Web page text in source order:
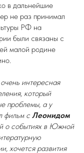
в дальнейшие
не раз принимал
РФ на
были связаны с
малой родине
интересная
который
проблемы, а у
фильм с Леонидом
о событиях в Южной
хочется развития